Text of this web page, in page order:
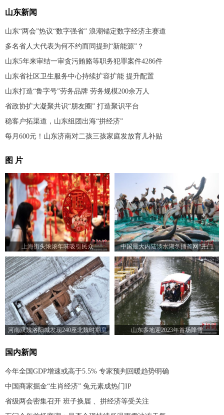
山东新闻
山东“两会”热议“数字强省” 浪潮锚定数字经济主赛道
多名省人大代表为何不约而同提到“新能源”？
山东5年来审结一审贪污贿赂等职务犯罪案件4286件
山东省社区卫生服务中心持续扩容扩能 提升配置
山东打造“鲁字号”劳务品牌 劳务规模200余万人
省政协扩大凝聚共识“朋友圈” 打造聚识平台
稳客户拓渠道，山东组团出海“拼经济”
每月600元！山东济南对二孩三孩家庭发放育儿补贴
图 片
上海街头浓浓年味吸引民众
中国最大内陆淡水湖冬捕首网“开门
红”人欢鱼跃迎丰收
河南汉魏洛阳城发现240座北魏时期皇
山东多地迎2023年首场降雪
国内新闻
今年全国GDP增速或高于5.5% 专家预判回暖趋势明确
中国商家掘金“生肖经济” 兔元素成热门IP
省级两会密集召开 班子换届 、拼经济等受关注